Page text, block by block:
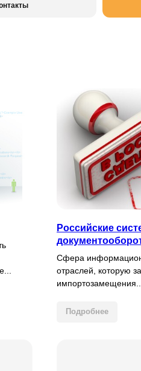
Российские
Сфера
отраслей, которую
импортозамещения...
Подробнее